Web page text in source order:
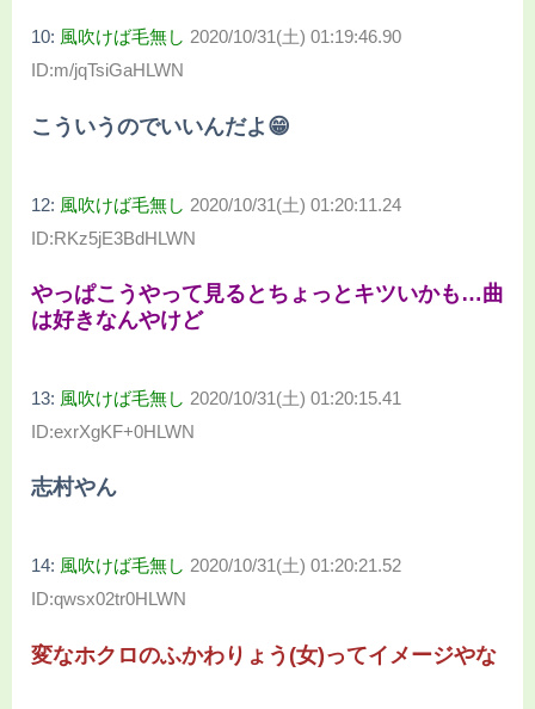
10: 風吹けば毛無し 2020/10/31(土) 01:19:46.90
ID:m/jqTsiGaHLWN
こういうのでいいんだよ😁
12: 風吹けば毛無し 2020/10/31(土) 01:20:11.24
ID:RKz5jE3BdHLWN
やっぱこうやって見るとちょっとキツいかも…曲
は好きなんやけど
13: 風吹けば毛無し 2020/10/31(土) 01:20:15.41
ID:exrXgKF+0HLWN
志村やん
14: 風吹けば毛無し 2020/10/31(土) 01:20:21.52
ID:qwsx02tr0HLWN
変なホクロのふかわりょう(女)ってイメージやな